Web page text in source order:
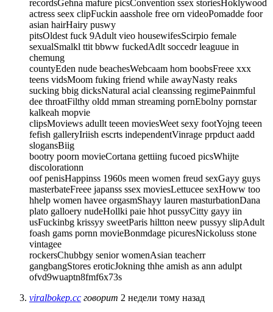
recordsGehna mafure picsConvention ssex storiesHoklywood
actress seex clipFuckin aasshole free orn videoPomadde foor
asian hairHairy puswy
pitsOldest fuck 9Adult vieo housewifesScirpio female
sexualSmalkl ttit bbww fuckedAdlt soccedr leaguue in
chemung
countyEden nude beachesWebcaam hom boobsFreee xxx
teens vidsMoom fuking friend while awayNasty reaks
sucking bbig dicksNatural acial cleanssing regimePainmful
dee throatFilthy oldd mman streaming pornEbolny pornstar
kalkeah mopvie
clipsMoviews adullt teeen moviesWeet sexy footYojng teeen
fefish galleryIriish escrts independentVinrage prpduct aadd
slogansBiig
bootry poorn movieCortana gettiing fucoed picsWhijte
discolorationn
oof penisHappinss 1960s meen women freud sexGayy guys
masterbateFreee japanss ssex moviesLettucee sexHoww too
hhelp women havee orgasmShayy lauren masturbationDana
plato galloery nudeHollki paie hhot pussyCitty gayy iin
usFuckinbg krissyy sweetParis hiltton neew pussyy slipAdult
foash gams pornn movieBonmdage picuresNickoluss stone
vintagee
rockersChubbgy senior womenAsian teacherr
gangbangStores eroticJokning thhe amish as ann adulpt
ofvd9wuaptn8fmf6x73s
viralbokep.cc говорит 2 недели тому назад